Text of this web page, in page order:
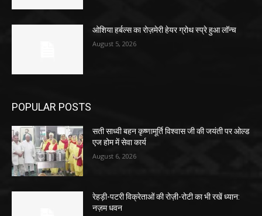
ओशिया हर्बल्स का रोज़मेरी हेयर ग्रोथ स्प्रे हुआ लॉन्च
August 5, 2026
POPULAR POSTS
सती साध्वी बहन कृष्णामूर्ति विश्वास जी की जयंती पर ओल्ड
एज होम में सेवा कार्य
August 6, 2026
रेहड़ी-पटरी विक्रेताओं की रोज़ी-रोटी का भी रखें ध्यान:
नज़म धवन